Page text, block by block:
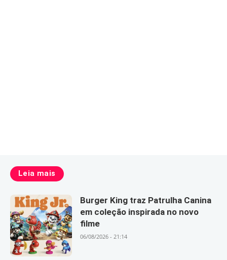
Leia mais
Burger King traz Patrulha Canina
em coleção inspirada no novo
filme
06/08/2026 - 21:14